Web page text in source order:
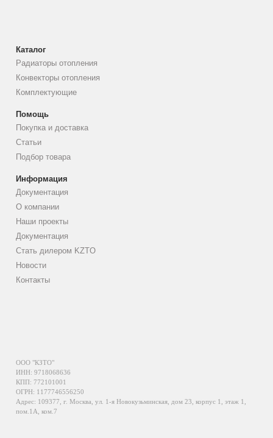
Каталог
Радиаторы отопления
Конвекторы отопления
Комплектующие
Помощь
Покупка и доставка
Статьи
Подбор товара
Информация
Документация
О компании
Наши проекты
Документация
Стать дилером KZTO
Новости
Контакты
ООО "КЗТО"
ИНН: 9718068636
КПП: 772101001
ОГРН: 1177746556250
Адрес: 109377, г. Москва, ул. 1-я Новокузьминская, дом 23, корпус 1, этаж 1,
пом.1А, ком.7